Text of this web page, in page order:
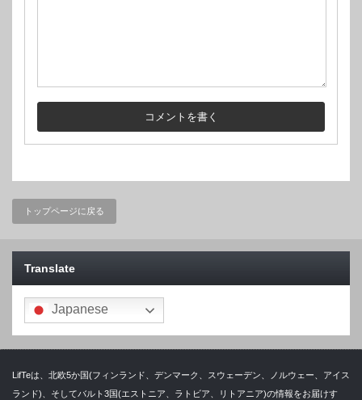
トップページに戻る
Translate
Japanese
LifTeは、北欧5か国(フィンランド、デンマーク、スウェーデン、ノルウェー、アイス
ランド)、そしてバルト3国(エストニア、ラトビア、リトアニア)の情報をお届けす